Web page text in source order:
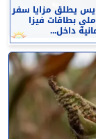
يطلق مزايا سفر
بطاقات فيزا
داخل...